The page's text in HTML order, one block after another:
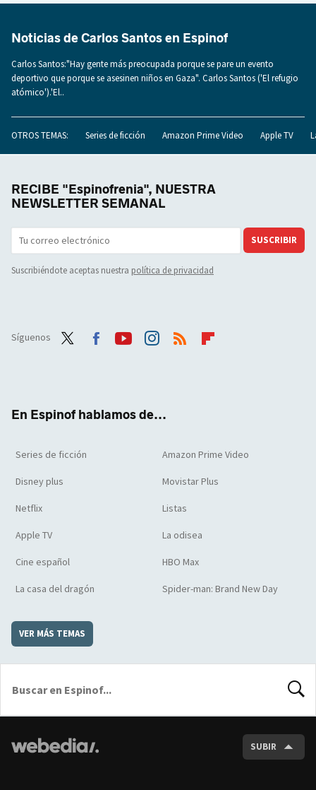
Noticias de Carlos Santos en Espinof
Carlos Santos:"Hay gente más preocupada porque se pare un evento
deportivo que porque se asesinen niños en Gaza". Carlos Santos ('El refugio
atómico').'El..
OTROS TEMAS: Series de ficción Amazon Prime Video Apple TV
RECIBE "Espinofrenia", NUESTRA
NEWSLETTER SEMANAL
SUSCRIBIR
Suscribiéndote aceptas nuestra política de privacidad
Síguenos
En Espinof hablamos de...
Series de ficción Amazon Prime Video
Disney plus Movistar Plus
Netflix Listas
Apple TV La odisea
Cine español HBO Max
La casa del dragón Spider-man: Brand New Day
VER MÁS TEMAS
SUBIR